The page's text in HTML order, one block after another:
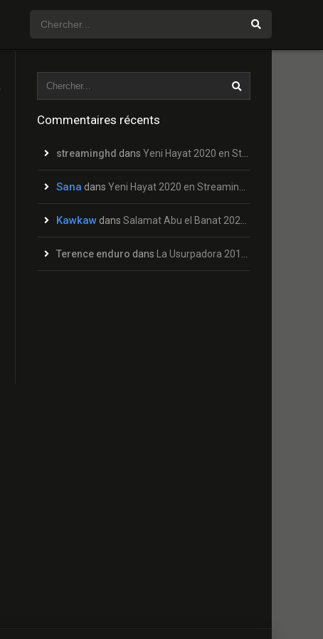
Commentaires récents
streaminghd dans Yeni Hayat 2020 en Streaming HD Gratuit !
Sana dans Yeni Hayat 2020 en Streaming HD Gratuit !
Kawkaw dans Salamat Abu el Banat 2020 en Streaming HD Gratuit !
Terence enduro dans La Usurpadora 2019 en Streaming HD Gratuit !